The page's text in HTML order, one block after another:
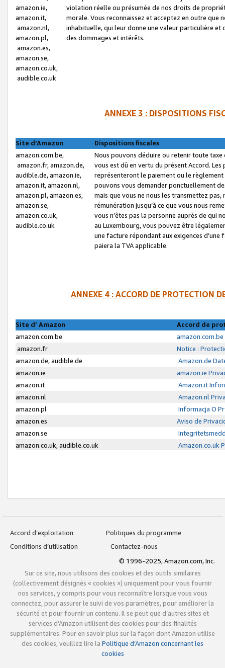
amazon.ie,
amazon.it,
amazon.nl,
amazon.pl,
amazon.es,
amazon.se,
amazon.co.uk,
audible.co.uk
violation réelle ou présumée de nos droits de
morale. Vous reconnaissez et acceptez en outre que
inhabituelle, qui leur donne une valeur particulière
des dommages et intérêts.
ANNEXE 3 : DISPOSITIONS
Site d’Amazon
Dispositions fiscales
amazon.com.be,
amazon.fr, amazon.de,
audible.de, amazon.ie,
amazon.it, amazon.nl,
amazon.pl, amazon.es,
amazon.se,
amazon.co.uk,
audible.co.uk
Nous pouvons déduire ou retenir toute
vous est dû en vertu du présent Accord.
représenteront le paiement ou le
pouvons vous demander ponctuellement
mais que vous ne nous les transmettez
rémunération jusqu’à ce que vous nous
vous n’êtes pas la personne auprès de qui
au Luxembourg, vous pouvez être
une facture répondant aux exigences
paiera la TVA applicable.
ANNEXE 4 : ACCORD DE PROTECTION
Site d’ Amazon
Accord de
amazon.com.be
amazon.fr
Notice :
amazon.de, audible.de
Amazon.de
amazon.ie
amazon.ie
amazon.it
Amazon.it
amazon.nl
Amazon.nl
amazon.pl
Informacja O
amazon.es
Aviso de
amazon.se
amazon.co.uk, audible.co.uk
Amazon.co.uk
Accord d’exploitation
Politiques du programme
Conditions d’utilisation
Contactez-nous
© 1996-2025, Amazon.com, Inc.
Sur ce site, nous utilisons des cookies et des outils similaires
(collectivement désignés « cookies ») uniquement pour vous fournir
nos services, y compris pour vous reconnaître lorsque vous vous
connectez, pour assurer le suivi de vos paramètres, pour améliorer la
sécurité et pour fournir un contenu. Il se peut que d’autres sites et
services d’Amazon utilisent des cookies pour des finalités
supplémentaires. Pour en savoir plus sur la façon dont Amazon utilise
des cookies, veuillez lire la Politique d’Amazon concernant les
cookies